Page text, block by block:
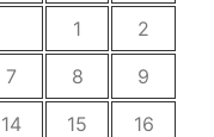
1
2
7 8
9
14 15
16